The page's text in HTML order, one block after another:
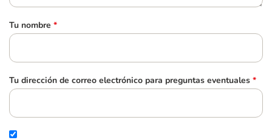
Tu nombre *
Tu dirección de correo electrónico para preguntas eventuales *